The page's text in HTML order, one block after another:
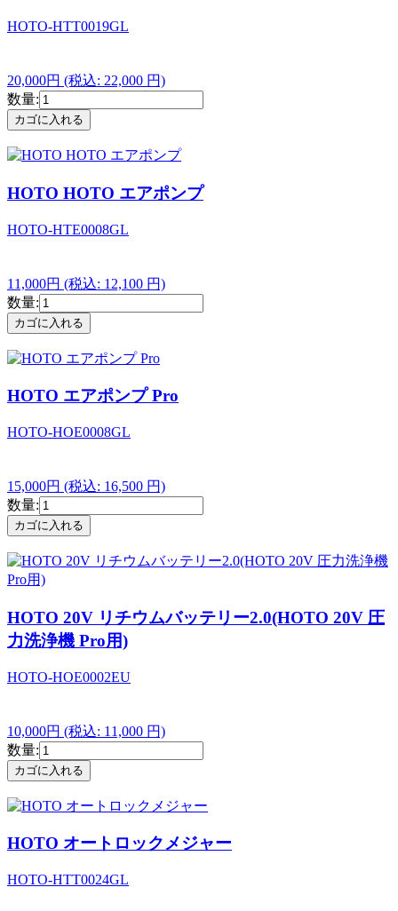
HOTO-HTT0019GL
20,000円 (税込: 22,000 円)
数量:
HOTO HOTO エアポンプ
HOTO-HTE0008GL
11,000円 (税込: 12,100 円)
数量:
HOTO エアポンプ Pro
HOTO-HOE0008GL
15,000円 (税込: 16,500 円)
数量:
HOTO 20V リチウムバッテリー2.0(HOTO 20V 圧
力洗浄機 Pro用)
HOTO-HOE0002EU
10,000円 (税込: 11,000 円)
数量:
HOTO オートロックメジャー
HOTO-HTT0024GL